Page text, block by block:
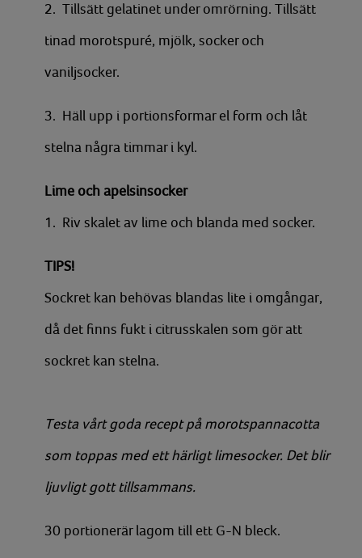
2. Tillsätt gelatinet under omrörning. Tillsätt
tinad morotspuré, mjölk, socker och
vaniljsocker.
3. Häll upp i portionsformar el form och låt
stelna några timmar i kyl.
Lime och apelsinsocker
1. Riv skalet av lime och blanda med socker.
TIPS!
Sockret kan behövas blandas lite i omgångar,
då det finns fukt i citrusskalen som gör att
sockret kan stelna.
Testa vårt goda recept på morotspannacotta
som toppas med ett härligt limesocker. Det blir
ljuvligt gott tillsammans.
30 portionerär lagom till ett G-N bleck.